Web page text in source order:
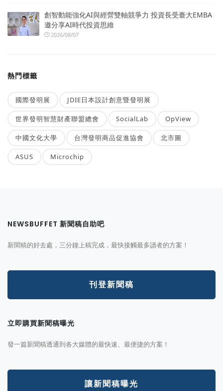
創智動能強化AI與經營雙軸競爭力 投資長受臺大EMBA
邀分享AI時代投資思維
2026/08/07
熱門標籤
國際發明展 JDIE日本設計創意暨發明展
世界發明智慧財產聯盟總會 SocialLab OpView
中國文化大學 台灣發明商品促進協會 北市圖
ASUS Microchip
NEWSBUFFET 新聞稿自助吧
新聞稿的好去處，三分鐘上稿完成，最快接觸最多讀者的方案！
刊登新聞稿
立即購買新聞稿曝光
發一篇新聞稿透通到各大媒體的最快速、最便捷的方案！
讓新聞稿曝光